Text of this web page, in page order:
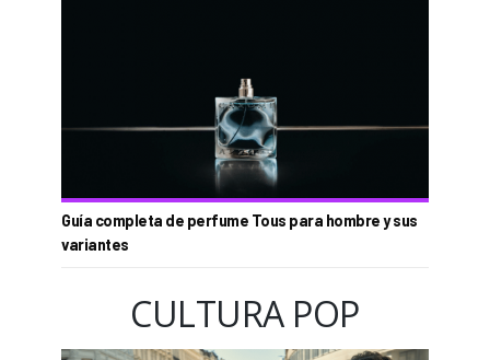
Guía completa de perfume Tous para hombre y sus
variantes
CULTURA POP